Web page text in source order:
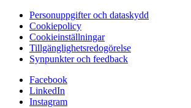
Personuppgifter och dataskydd
Cookiepolicy
Cookieinställningar
Tillgänglighetsredogörelse
Synpunkter och feedback
Facebook
LinkedIn
Instagram